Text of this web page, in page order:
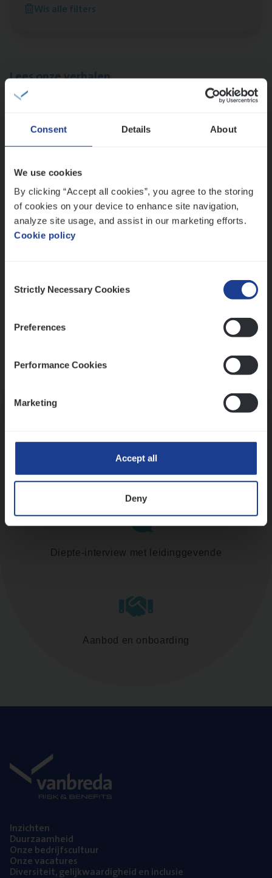
Consent Details About
We use cookies
By clicking “Accept all cookies”, you agree to the storing
of cookies on your device to enhance site navigation,
analyze site usage, and assist in our marketing efforts.
Cookie policy
Selection
Strictly Necessary Cookies
Preferences
Performance Cookies
Marketing
Accept all
Deny
Wis alle filters
Sint-Niklaas/Temse
Lees onze verhalen
Meer dan collega’s: hoe Julie en Aurélie elkaar
Mathias houdt van diepgaande dossiers én droge
humor
werk
Ons sollicitatieproces
Assessment
Diepte-interview met leidinggevende
Aanbod en onboarding
Inzich­ten
Duur­zaam­heid
Onze bedrijfs­cul­tuur
Onze vaca­tu­res
Diver­si­teit, gelijk­waar­dig­heid en inclusie